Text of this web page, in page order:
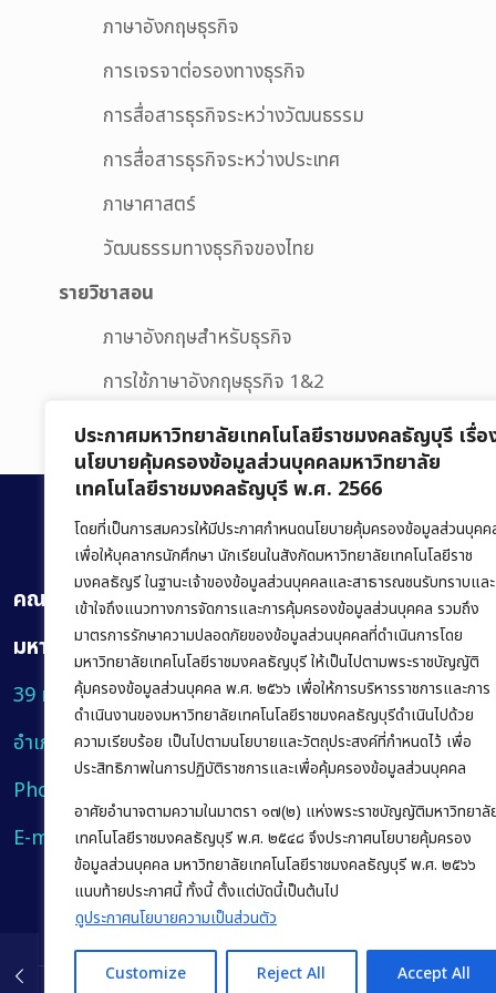
ประกาศมหาวิทยาลัยเทคโนโลยีราชมงคลธัญบุรี เรื่อ
นโยบายคุ้มครองข้อมูลส่วนบุคคลมหาวิทยาลัย
เทคโนโลยีราชมงคลธัญบุรี พ.ศ. 2566
โดยที่เป็นการสมควรให้มีประกาศกำหนดนโยบายคุ้มครองข้อมูลส่วนบุคค
เพื่อให้บุคลากรนักศึกษา นักเรียนในสังกัดมหาวิทยาลัยเทคโนโลยีราช
มงคลธัญรี ในฐานะเจ้าของข้อมูลส่วนบุคคลและสาธารณชนรับทราบและ
เข้าใจถึงแนวทางการจัดการและการคุ้มครองข้อมูลส่วนบุคคล รวมถึง
มาตรการรักษาความปลอดภัยของข้อมูลส่วนบุคคลที่ดำเนินการโดย
มหาวิทยาลัยเทคโนโลยีราชมงคลธัญบุรี ให้เป็นไปตามพระราชบัญญัติ
คุ้มครองข้อมูลส่วนบุคคล พ.ศ. ๒๕๖๖ เพื่อให้การบริหารราชการและการ
ดำเนินงานของมหาวิทยาลัยเทคโนโลยีราชมงคลธัญบุรีดำเนินไปด้วย
ความเรียบร้อย เป็นไปตามนโยบายและวัตถุประสงค์ที่กำหนดไว้ เพื่อ
ประสิทธิภาพในการปฏิบัติราชการและเพื่อคุ้มครองข้อมูลส่วนบุคคล
อาศัยอำนาจตามความในมาตรา ๑๗(๒) แห่งพระราชบัญญัติมหาวิทยาลั
เทคโนโลยีราชมงคลธัญบุรี พ.ศ. ๒๕๔๘ จึงประกาศนโยบายคุ้มครอง
ข้อมูลส่วนบุคคล มหาวิทยาลัยเทคโนโลยีราชมงคลธัญบุรี พ.ศ. ๒๕๖๖
แนบท้ายประกาศนี้ ทั้งนี้ ตั้งแต่บัดนี้เป็นต้นไป
ดูประกาศนโยบายความเป็นส่วนตัว
Customize Reject All Accept All
ภาษาอังกฤษธุรกิจ
การเจรจาต่อรองทางธุรกิจ
การสื่อสารธุรกิจระหว่างวัฒนธรรม
การสื่อสารธุรกิจระหว่างประเทศ
ภาษาศาสตร์
วัฒนธรรมทางธุรกิจของไทย
รายวิชาสอน
ภาษาอังกฤษสำหรับธุรกิจ
การใช้ภาษาอังกฤษธุรกิจ 1&2
รายวิชาภาษาอังกฤษเพื่อวัตถุประสงค์เฉพาะ
คณะบริหารธุรกิจ
มหาวิทยาลัยเทคโนโลยีราชมงคลธัญบุรี
39 หมู่ 1 ถนนรังสิต-นครนายก ตำบลคลองหก
อำเภอคลองหลวง จังหวัดปทุมธานี 12120
Phone:
E-mail:bus@rmutt.ac.th